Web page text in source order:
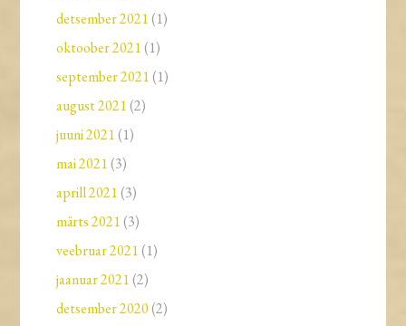
detsember 2021 (1)
oktoober 2021 (1)
september 2021 (1)
august 2021 (2)
juuni 2021 (1)
mai 2021 (3)
aprill 2021 (3)
märts 2021 (3)
veebruar 2021 (1)
jaanuar 2021 (2)
detsember 2020 (2)